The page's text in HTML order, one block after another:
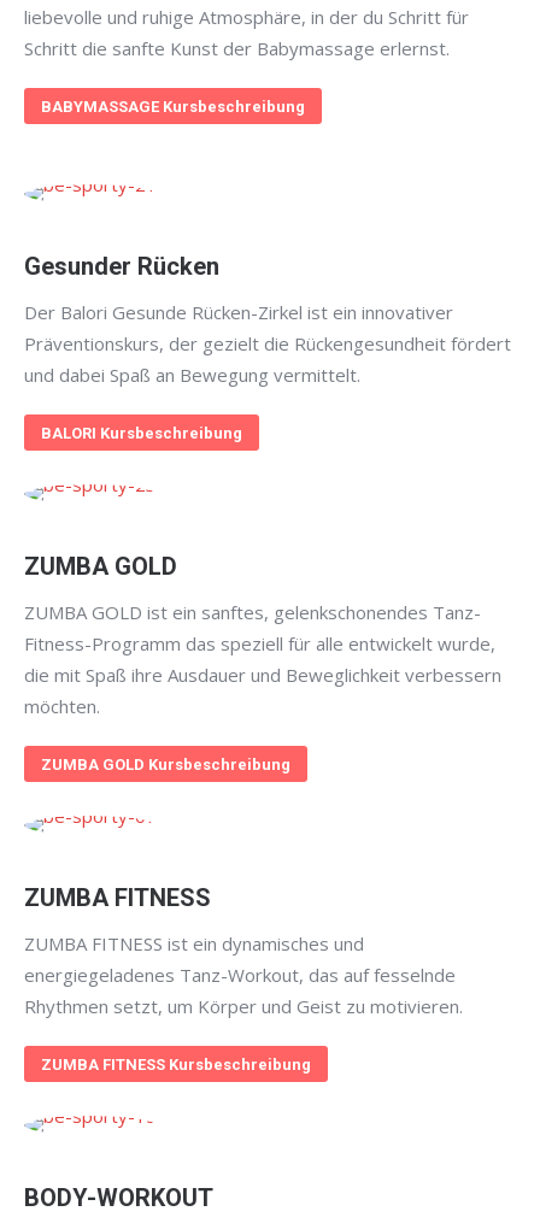
liebevolle und ruhige Atmosphäre, in der du Schritt für
Schritt die sanfte Kunst der Babymassage erlernst.
BABYMASSAGE Kursbeschreibung
Gesunder Rücken
Der Balori Gesunde Rücken-Zirkel ist ein innovativer
Präventionskurs, der gezielt die Rückengesundheit fördert
und dabei Spaß an Bewegung vermittelt.
BALORI Kursbeschreibung
ZUMBA GOLD
ZUMBA GOLD ist ein sanftes, gelenkschonendes Tanz-
Fitness-Programm das speziell für alle entwickelt wurde,
die mit Spaß ihre Ausdauer und Beweglichkeit verbessern
möchten.
ZUMBA GOLD Kursbeschreibung
ZUMBA FITNESS
ZUMBA FITNESS ist ein dynamisches und
energiegeladenes Tanz-Workout, das auf fesselnde
Rhythmen setzt, um Körper und Geist zu motivieren.
ZUMBA FITNESS Kursbeschreibung
BODY-WORKOUT